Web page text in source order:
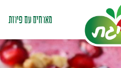
מארחים עם פירות